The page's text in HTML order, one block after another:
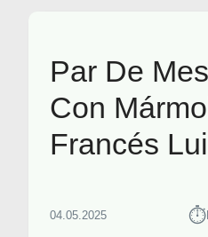
Par De
Con
Francés
04.05.2025 ⏱︎